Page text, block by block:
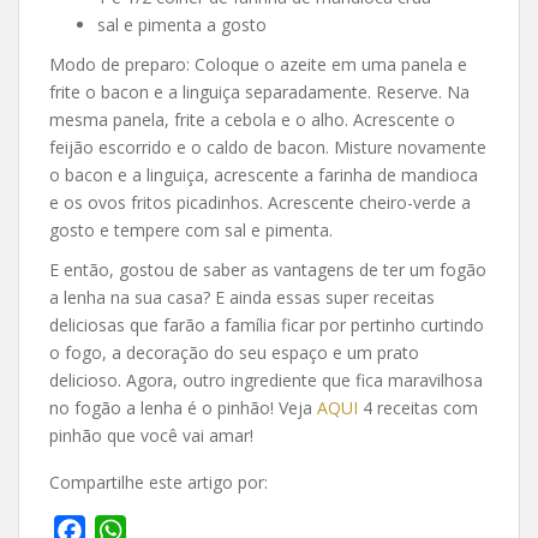
sal e pimenta a gosto
Modo de preparo: Coloque o azeite em uma panela e
frite o bacon e a linguiça separadamente. Reserve. Na
mesma panela, frite a cebola e o alho. Acrescente o
feijão escorrido e o caldo de bacon. Misture novamente
o bacon e a linguiça, acrescente a farinha de mandioca
e os ovos fritos picadinhos. Acrescente cheiro-verde a
gosto e tempere com sal e pimenta.
E então, gostou de saber as vantagens de ter um fogão
a lenha na sua casa? E ainda essas super receitas
deliciosas que farão a família ficar por pertinho curtindo
o fogo, a decoração do seu espaço e um prato
delicioso. Agora, outro ingrediente que fica maravilhosa
no fogão a lenha é o pinhão! Veja AQUI 4 receitas com
pinhão que você vai amar!
Compartilhe este artigo por: